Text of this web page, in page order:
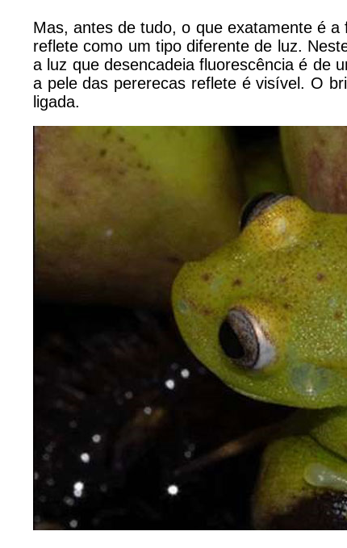
Mas, antes de tudo, o que exatamente é
reflete como um tipo diferente de luz.
a luz que desencadeia fluorescência é de
a pele das pererecas reflete é visível. O
ligada.